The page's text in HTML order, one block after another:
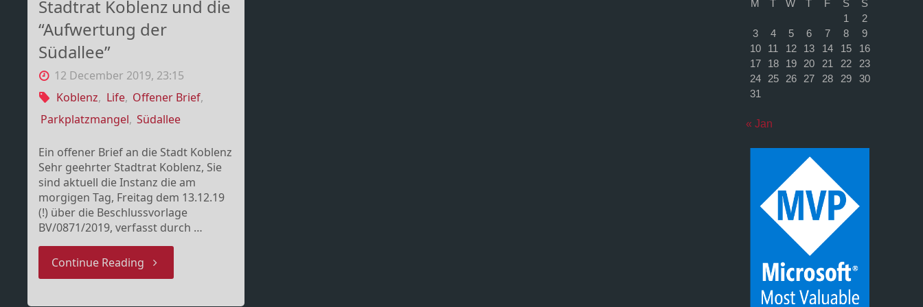
Stadtrat Koblenz und die
“Aufwertung der
Südallee”
12 December 2019, 23:15
Koblenz, Life, Offener Brief,
Parkplatzmangel, Südallee
Ein offener Brief an die Stadt Koblenz
Sehr geehrter Stadtrat Koblenz, Sie
sind aktuell die Instanz die am
morgigen Tag, Freitag dem 13.12.19
(!) über die Beschlussvorlage
BV/0871/2019, verfasst durch …
Continue Reading "Stadtrat
M
T W T F S
S
1
2
3
4 5 6 7 8
9
10
11 12 13 14 15
16
17
18 19 20 21 22
23
24
25 26 27 28 29
30
31
« Jan